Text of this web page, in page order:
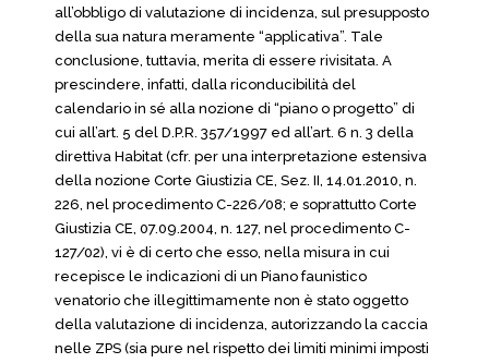
all’obbligo di valutazione di incidenza, sul presupposto
della sua natura meramente “applicativa”. Tale
conclusione, tuttavia, merita di essere rivisitata. A
prescindere, infatti, dalla riconducibilità del
calendario in sé alla nozione di “piano o progetto” di
cui all’art. 5 del D.P.R. 357/1997 ed all’art. 6 n. 3 della
direttiva Habitat (cfr. per una interpretazione estensiva
della nozione Corte Giustizia CE, Sez. II, 14.01.2010, n.
226, nel procedimento C-226/08; e soprattutto Corte
Giustizia CE, 07.09.2004, n. 127, nel procedimento C-
127/02), vi è di certo che esso, nella misura in cui
recepisce le indicazioni di un Piano faunistico
venatorio che illegittimamente non è stato oggetto
della valutazione di incidenza, autorizzando la caccia
nelle ZPS (sia pure nel rispetto dei limiti minimi imposti